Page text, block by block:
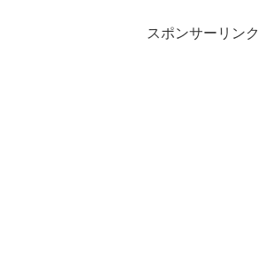
スポンサーリンク